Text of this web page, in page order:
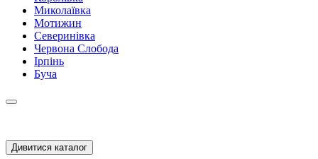
Миколаївка
Мотижин
Северинівка
Червона Слобода
Ірпінь
Буча
Дивитися каталог